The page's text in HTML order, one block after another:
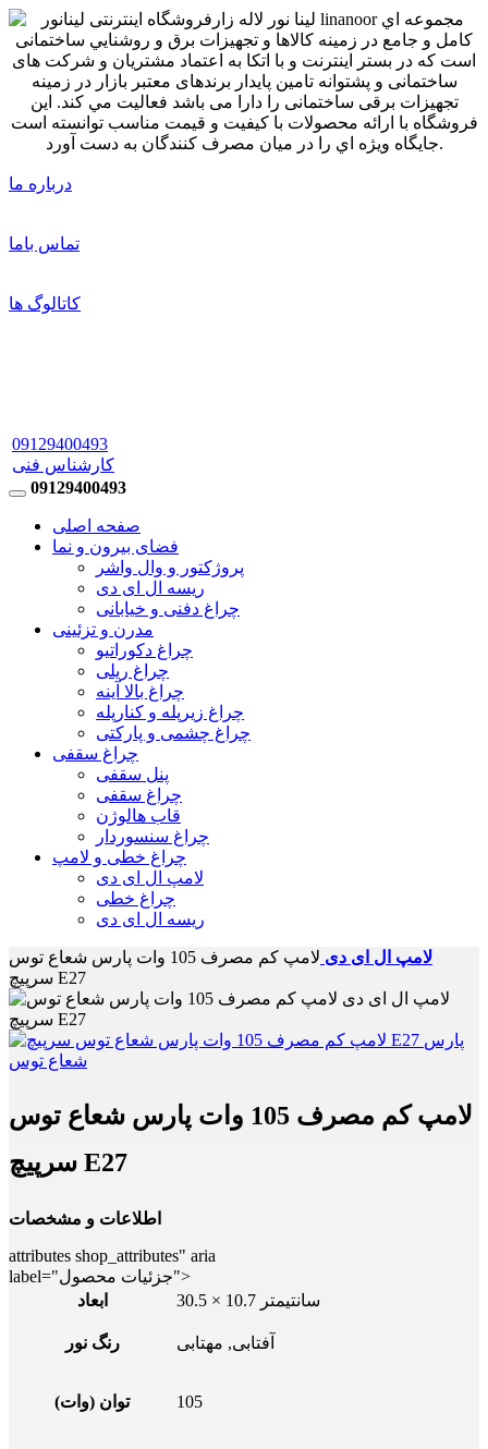
درباره ما
تماس باما
کاتالوگ ها
09129400493
کارشناس فنی
09129400493
صفحه اصلی
فضای بیرون و نما
پروژکتور و وال واشر
ریسه ال ای دی
چراغ دفنی و خیابانی
مدرن و تزئینی
چراغ دکوراتیو
چراغ ریلی
چراغ بالا آینه
چراغ زیرپله و کنارپله
چراغ چشمی و پارکتی
چراغ سقفی
پنل سقفی
چراغ سقفی
قاب هالوژن
چراغ سنسوردار
چراغ خطی و لامپ
لامپ ال ای دی
چراغ خطی
ریسه ال ای دی
لامپ ال ای دی
لامپ کم مصرف 105 وات پارس شعاع توس
سرپیچ E27
لامپ کم مصرف 105 وات پارس شعاع توس
سرپیچ E27
اطلاعات و مشخصات
attributes shop_attributes" aria
label="جزئیات محصول">
ابعاد
30.5 × 10.7 سانتیمتر
رنگ نور آفتابی, مهتابی
توان (وات) 105